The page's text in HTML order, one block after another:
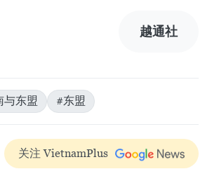
越通社
与东盟 #东盟
关注 VietnamPlus